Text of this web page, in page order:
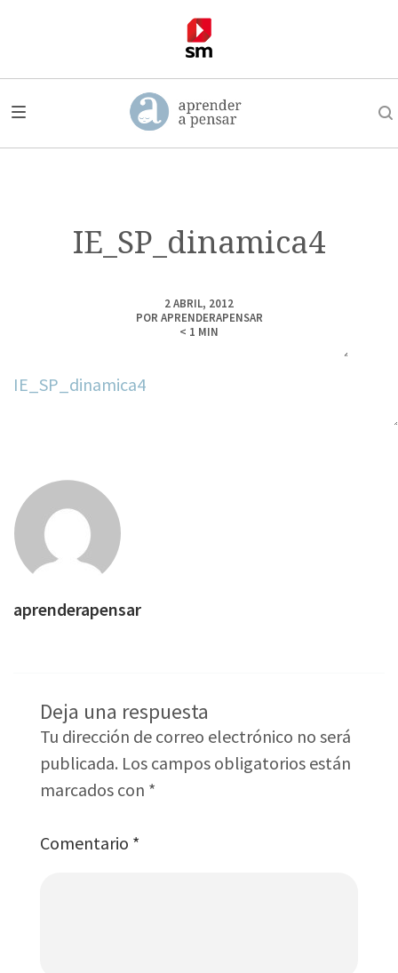
IE_SP_dinamica4
2 ABRIL, 2012
POR APRENDERAPENSAR
< 1 MIN
IE_SP_dinamica4
aprenderapensar
Deja una respuesta
Tu dirección de correo electrónico no será
publicada. Los campos obligatorios están
marcados con *
Comentario *